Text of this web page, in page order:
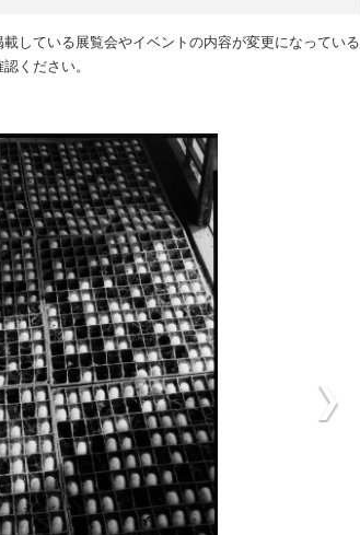
している展覧会やイベントの内容が変更になっている
ください。